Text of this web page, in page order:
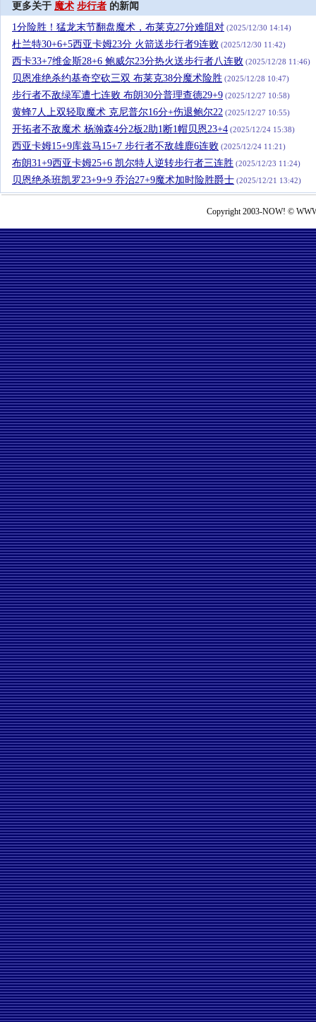
更多关于 魔术 步行者 的新闻
1分险胜！猛龙末节翻盘魔术，布莱克27分难阻对 (2025/12/30 14:14)
杜兰特30+6+5西亚卡姆23分 火箭送步行者9连败 (2025/12/30 11:42)
西卡33+7维金斯28+6 鲍威尔23分热火送步行者八连败 (2025/12/28 11:46)
贝恩准绝杀约基奇空砍三双 布莱克38分魔术险胜 (2025/12/28 10:47)
步行者不敌绿军遭七连败 布朗30分普理查德29+9 (2025/12/27 10:58)
黄蜂7人上双轻取魔术 克尼普尔16分+伤退鲍尔22 (2025/12/27 10:55)
开拓者不敌魔术 杨瀚森4分2板2助1断1帽贝恩23+4 (2025/12/24 15:38)
西亚卡姆15+9库兹马15+7 步行者不敌雄鹿6连败 (2025/12/24 11:21)
布朗31+9西亚卡姆25+6 凯尔特人逆转步行者三连胜 (2025/12/23 11:24)
贝恩绝杀班凯罗23+9+9 乔治27+9魔术加时险胜爵士 (2025/12/21 13:42)
Copyright 2003-NOW! ©